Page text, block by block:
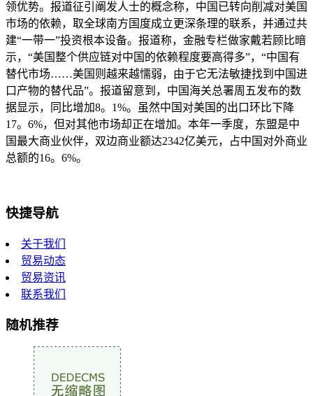
领优势。报道征引阐发人士的概念称，中国已转向削减对美国
市场的依赖，取全球南方国度成立更深条理的联系，并通过共
建“一带一”投资根本设备。报道称，金融专栏做家戴若顾比暗
示，“美国整个供应链对中国的依赖程度要高得多”，“中国有
替代市场……美国则越来越懦弱，由于它无法敏捷找到中国进
口产物的替代品”。报道留意到，中国海关总署周五发布的数
据显示，同比增加8。1%。虽然中国对美国的出口环比下降
17。6%，但对其他市场却正在增加。本年一季度，东盟是中
国最大商业伙伴，双边商业额达2342亿美元，占中国对外商业
总额的16。6%。
快捷导航
关于我们
贸易动态
贸易资讯
联系我们
随机推荐